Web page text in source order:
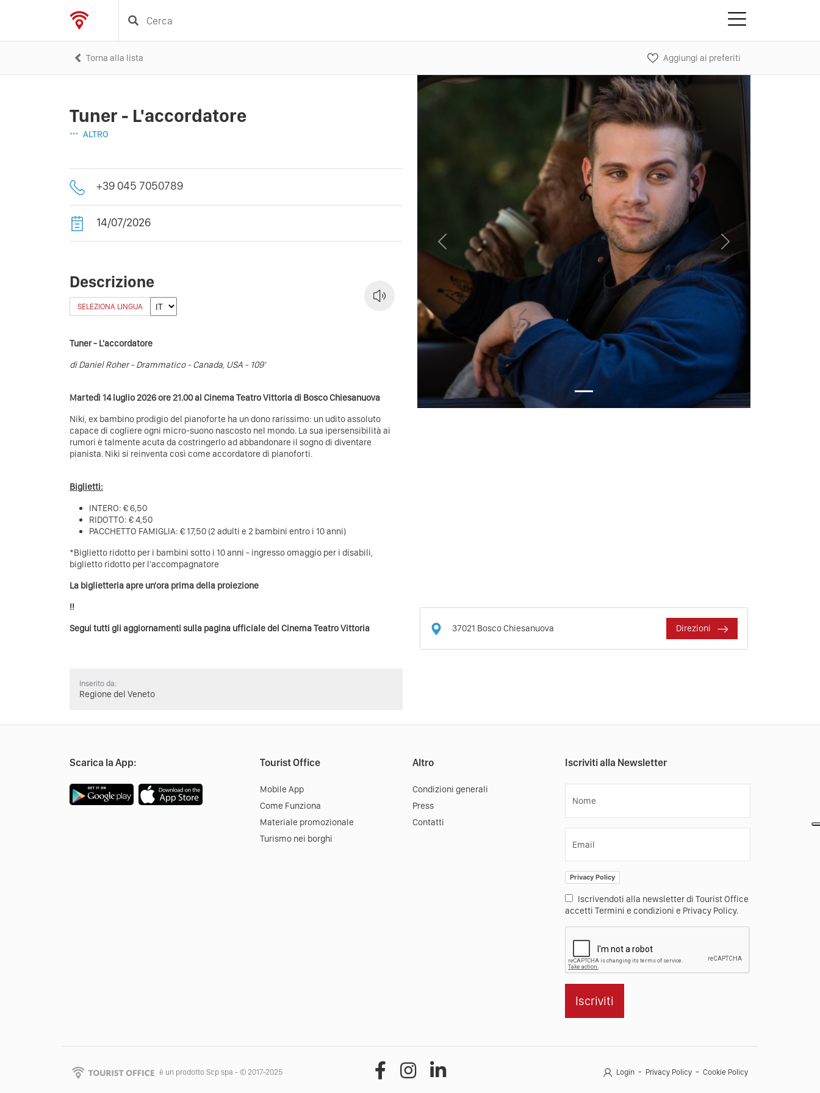
Torna alla lista Aggiungi ai preferiti
Tuner - L'accordatore
ALTRO
+39 045 7050789
14/07/2026
Descrizione
SELEZIONA LINGUA
Tuner - L'accordatore
di Daniel Roher - Drammatico - Canada, USA - 109'
Martedì 14 luglio 2026 ore 21.00 al Cinema Teatro Vittoria di Bosco Chiesanuova
Niki, ex bambino prodigio del pianoforte ha un dono rarissimo: un udito assoluto
capace di cogliere ogni micro-suono nascosto nel mondo. La sua ipersensibilità ai
rumori è talmente acuta da costringerlo ad abbandonare il sogno di diventare
pianista. Niki si reinventa così come accordatore di pianoforti.
Biglietti:
INTERO: € 6,50
RIDOTTO: € 4,50
PACCHETTO FAMIGLIA: € 17,50 (2 adulti e 2 bambini entro i 10 anni)
*Biglietto ridotto per i bambini sotto i 10 anni - ingresso omaggio per i disabili,
biglietto ridotto per l'accompagnatore
La biglietteria apre un'ora prima della proiezione
!!
Segui tutti gli aggiornamenti sulla pagina ufficiale del Cinema Teatro Vittoria
Inserito da:
Regione del Veneto
Previous Next
37021 Bosco Chiesanuova Direzioni
Scarica la App: Tourist Office
Mobile App
Come Funziona
Materiale promozionale
Turismo nei borghi
Altro
Condizioni generali
Press
Contatti
Iscriviti alla Newsletter
Nome
Email
Privacy Policy
Iscrivendoti alla newsletter di Tourist Office
accetti Termini e condizioni e Privacy Policy.
Iscriviti
Login Privacy Policy Cookie Policy
è un prodotto Scp spa - © 2017-2025